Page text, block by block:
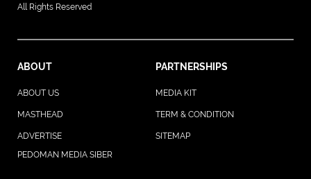
All Rights Reserved
ABOUT PARTNERSHIPS
ABOUT US MEDIA KIT
MASTHEAD TERM & CONDITION
ADVERTISE
SITEMAP
PEDOMAN MEDIA SIBER